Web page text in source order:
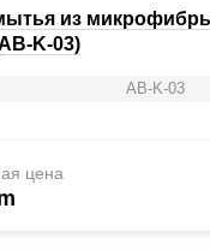
из
K-03)
AB-K-03
цена